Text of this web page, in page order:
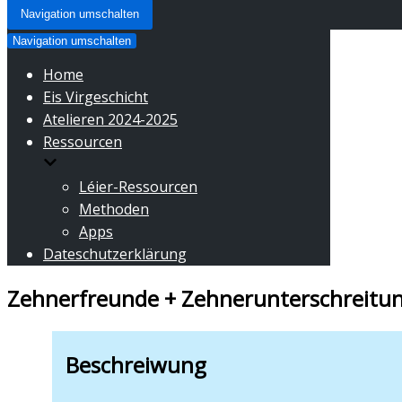
Navigation umschalten
Navigation umschalten
Home
Eis Virgeschicht
Atelieren 2024-2025
Ressourcen
Léier-Ressourcen
Methoden
Apps
Dateschutzerklärung
Zehnerfreunde +
Beschreiwung